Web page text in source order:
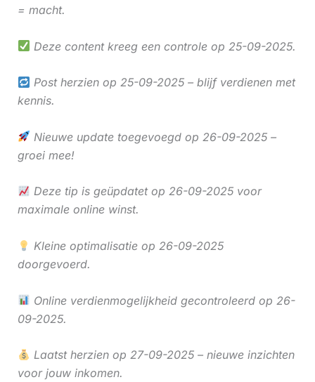
= macht.
Deze content kreeg een controle op 25-09-2025.
Post herzien op 25-09-2025 – blijf verdienen met
kennis.
Nieuwe update toegevoegd op 26-09-2025 –
groei mee!
Deze tip is geüpdatet op 26-09-2025 voor
maximale online winst.
Kleine optimalisatie op 26-09-2025
doorgevoerd.
Online verdienmogelijkheid gecontroleerd op 26-
09-2025.
Laatst herzien op 27-09-2025 – nieuwe inzichten
voor jouw inkomen.